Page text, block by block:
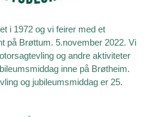
i 1972 og vi feirer med et
på Brøttum. 5.november 2022. Vi
og andre aktiviteter
inne på Brøtheim.
og jubileumsmiddag er 25.